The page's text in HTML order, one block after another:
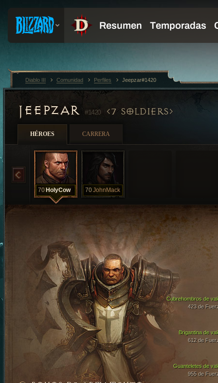
JEEPZAR #1420 7 SOLDIERS
HÉROES CARRERA
70 HolyCow 70JohnMack
Brigantina de
612 de
Guanteletes de
955 de
Cubrehombros de
423 de
Diablo III Comunidad Perfiles Jeepzar#1420